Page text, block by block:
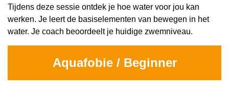
Tijdens deze sessie ontdek je hoe water voor jou kan
werken. Je leert de basiselementen van bewegen in het
water. Je coach beoordeelt je huidige zwemniveau.
Aquafobie / Beginner